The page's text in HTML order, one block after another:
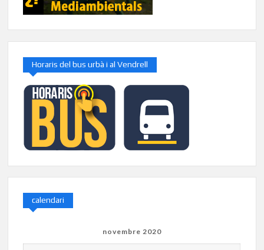
Horaris del bus urbà i al Vendrell
calendari
novembre 2020